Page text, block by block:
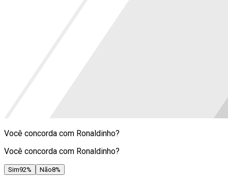
Você concorda com Ronaldinho?
Você concorda com Ronaldinho?
Sim92% Não8%